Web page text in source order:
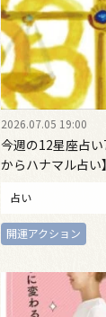
2026.07.05 19:00
今週の12星座占
からハナマル占い】
占い
開運アクション